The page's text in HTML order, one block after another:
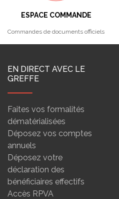
ESPACE COMMANDE
Commandes de documents officiels
EN DIRECT AVEC LE
GREFFE
Faites vos formalités
dématérialisées
Déposez vos comptes
annuels
Déposez votre
déclaration des
bénéficiaires effectifs
Accès RPVA